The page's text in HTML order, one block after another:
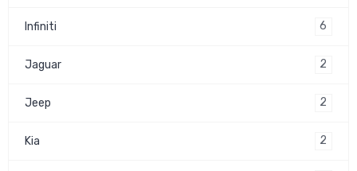
Infiniti 6
Jaguar 2
Jeep 2
Kia 2